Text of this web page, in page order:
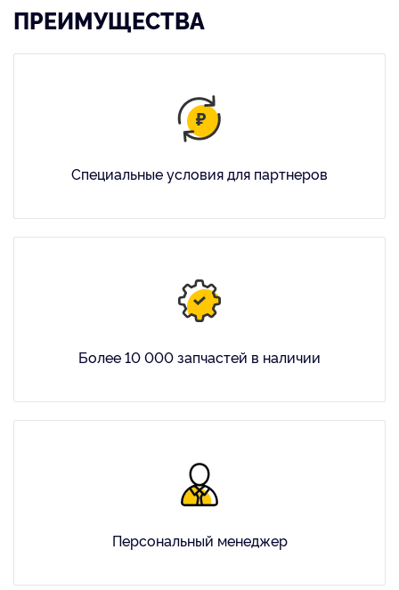
ПРЕИМУЩЕСТВА
Специальные условия для партнеров
Более 10 000 запчастей в наличии
Персональный менеджер